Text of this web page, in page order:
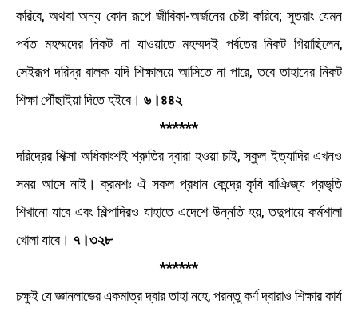
করিবে, অথবা অন্য কোন রূপে জীবিকা-অর্জনের চেষ্টা করিবে; সুতরাং যেমন
পর্বত মহম্মদের নিকট না যাওয়াতে মহম্মদই পর্বতের নিকট গিয়াছিলেন,
সেইরূপ দরিদ্র বালক যদি শিক্ষালয়ে আসিতে না পারে, তবে তাহাদের নিকট
শিক্ষা পৌঁছাইয়া দিতে হইবে। ৬।৪৪২
******
দরিদ্রের শিক্সা অধিকাংশই শ্রুতির দ্বারা হওয়া চাই, স্কুল ইত্যাদির এখনও
সময় আসে নাই। ক্রমশঃ ঐ সকল প্রধান কেন্দ্রে কৃষি বাঞিজ্য প্রভৃতি
শিখানাে যাবে এবং শিল্পাদিরও যাহাতে এদেশে উন্নতি হয়, তদুপায়ে কর্মশালা
খােলা যাবে। ৭।৩২৮
******
চক্ষুই যে জ্ঞানলাভের একমাত্র দ্বার তাহা নহে, পরন্তু কর্ণ দ্বারাও শিক্ষার কার্য